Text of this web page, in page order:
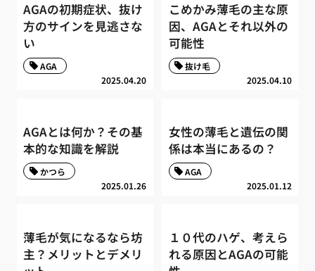
AGAの初期症状、抜け
方のサインを見逃さな
い
2025.04.20
AGA
こめかみ薄毛の主な原
因、AGAとそれ以外の
可能性
2025.04.10
抜け毛
AGAとは何か？その基
本的な知識を解説
2025.01.26
かつら
女性の薄毛と遺伝の関
係は本当にあるの？
2025.01.12
AGA
薄毛が気になるなら坊
主？メリットとデメリ
１０代のハゲ、考えら
れる原因とAGAの可能